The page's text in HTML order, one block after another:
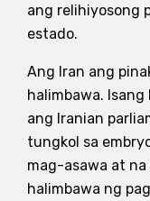
ang relihiyosong
estado.
Ang Iran ang
halimbawa.
ang Iranian
tungkol sa
mag-asawa at
halimbawa ng